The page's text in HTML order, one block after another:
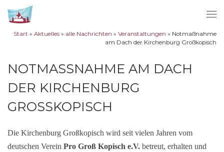
Zum Inhalt springen
Start » Aktuelles » alle Nachrichten » Veranstaltungen » Notmaßnahme
am Dach der Kirchenburg Großkopisch
NOTMASSNAHME AM DACH D
ER KIRCHENBURG G
ROSSKOPISCH
Die Kirchenburg Großkopisch wird seit vielen Jahren vom
deutschen Verein Pro Groß Kopisch e.V. betreut, erhalten und